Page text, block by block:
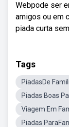
Webpode ser
amigos ou em
piada curta
Tags
PiadasDe
Piadas Boas
Viagem Em
Piadas